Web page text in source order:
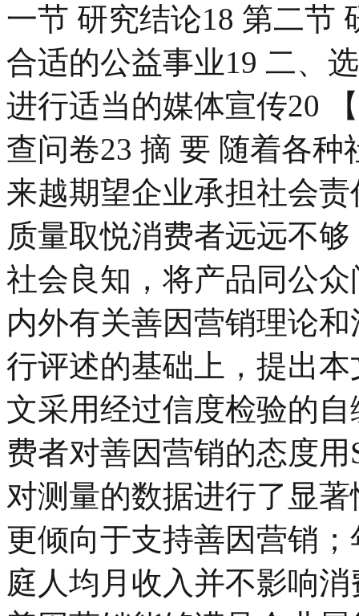
一节 研究结论18 第二节
合适的公益事业19 二、
进行适当的媒体宣传20
查问卷23 摘 要 随着各
来越期望企业承担社会
质量取悦消费者远远不
社会良知，将产品同公
内外有关善因营销理论
行评述的基础上，提出
文采用经过信度检验的
费者对善因营销的态度用
对测量的数据进行了显
更倾向于支持善因营销
庭人均月收入并不影响